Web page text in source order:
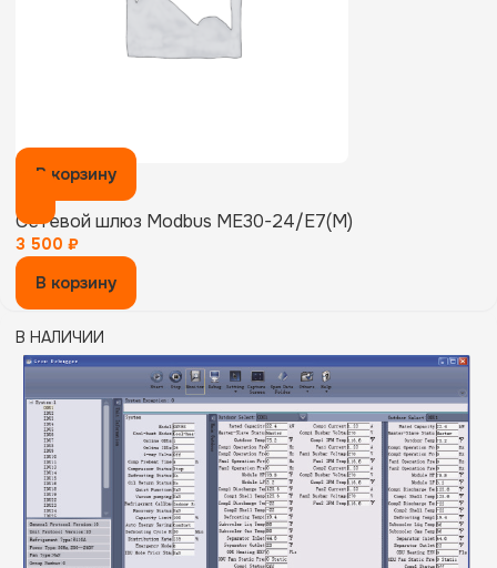
В корзину
Сетевой шлюз Modbus ME30-24/E7(M)
3 500 ₽
В корзину
В НАЛИЧИИ